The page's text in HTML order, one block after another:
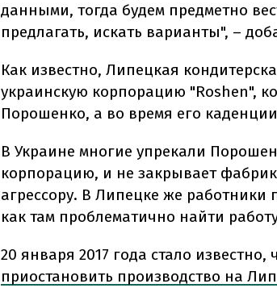
данными, тогда будем предметно
предлагать, искать варианты", –
Как известно, Липецкая
украинскую корпорацию "Roshen",
Порошенко, а во время его
В Украине многие упрекали
корпорацию, и не закрывает
агрессору. В Липецке же работники
как там проблематично найти
20 января 2017 года стало известно,
приостановить производство на